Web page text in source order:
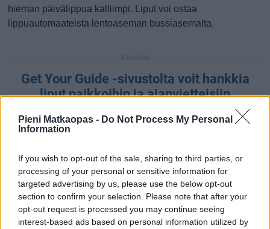
Pieni Matkaopas - Do Not Process My Personal
Information
If you wish to opt-out of the sale, sharing to third parties, or
processing of your personal or sensitive information for
targeted advertising by us, please use the below opt-out
section to confirm your selection. Please note that after your
opt-out request is processed you may continue seeing
interest-based ads based on personal information utilized by
hieman päivälippua kalliimpi. Liput voi ostaa
lippuautomaateista lentoaseman bussiasemalta.
Get Your Guide -sivustolta voit hankkia
liput paikkoihin ja ajanvietteisiin